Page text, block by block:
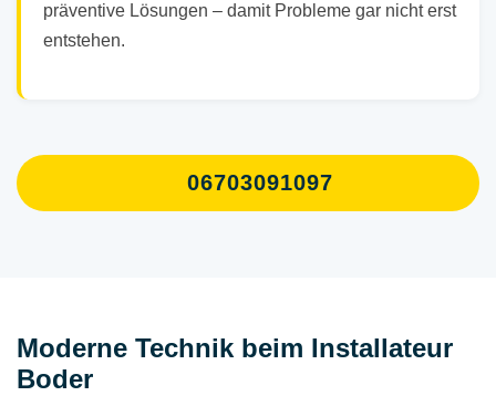
präventive Lösungen – damit Probleme gar nicht erst
entstehen.
06703091097
Moderne Technik beim Installateur
Boder